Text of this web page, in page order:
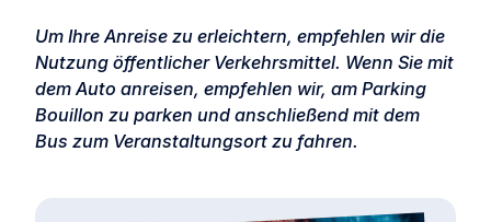
Um Ihre Anreise zu erleichtern, empfehlen wir die
Nutzung öffentlicher Verkehrsmittel. Wenn Sie mit
dem Auto anreisen, empfehlen wir, am Parking
Bouillon zu parken und anschließend mit dem
Bus zum Veranstaltungsort zu fahren.